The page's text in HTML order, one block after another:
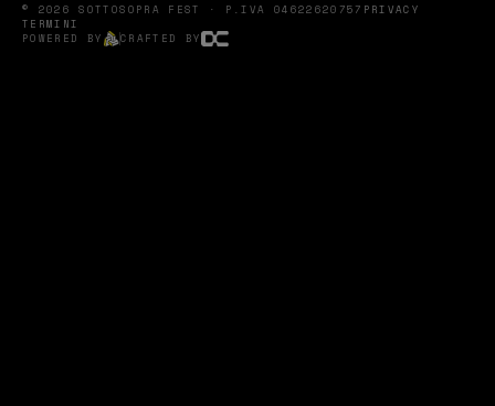
© 2026 SOTTOSOPRA FEST · P.IVA 04622620757 PRIVACY
TERMINI
POWERED BY
CRAFTED BY